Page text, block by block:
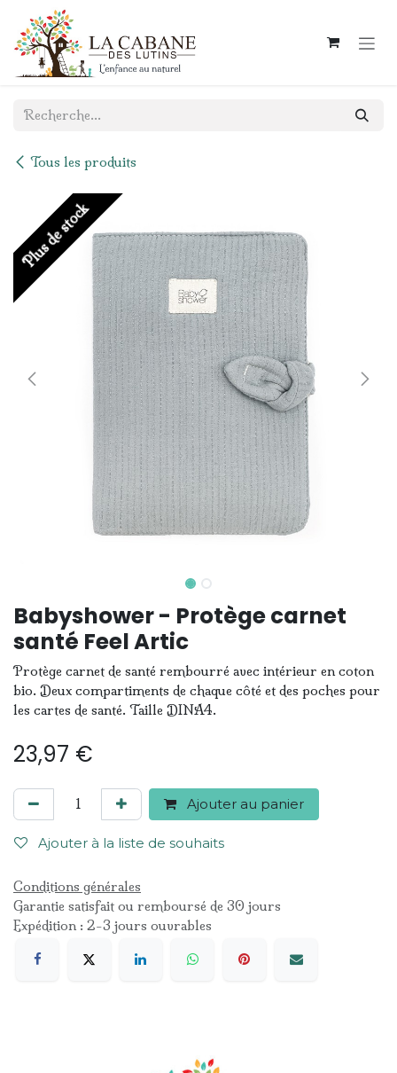
Se rendre au contenu
Tous les produits
Plus de stock
Babyshower - Protège carnet
santé Feel Artic
Protège carnet de santé rembourré avec intérieur en coton
bio. Deux compartiments de chaque côté et des poches pour
les cartes de santé. Taille DINA4.
23,97 €
Ajouter au panier
Ajouter à la liste de souhaits
Conditions générales
Garantie satisfait ou remboursé de 30 jours
Expédition : 2-3 jours ouvrables